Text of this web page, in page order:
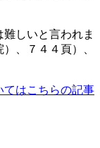
しいと言われま
、７４４頁）、
てはこちらの記事